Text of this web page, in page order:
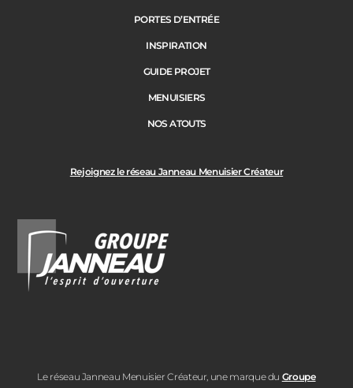
Rejoignez le réseau Janneau Menuisier Créateur
Le réseau Janneau Menuisier Créateur, une marque du Groupe
PORTES D’ENTRÉE
INSPIRATION
GUIDE PROJET
MENUISIERS
NOS ATOUTS